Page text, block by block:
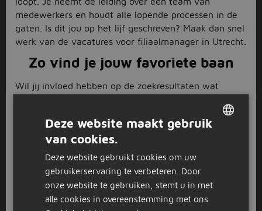
medewerkers en houdt alle lopende processen in de
gaten. Is dit jou op het lijf geschreven? Maak dan snel
werk van de vacatures voor filiaalmanager in Utrecht.
Zo vind je jouw favoriete baan
Wil jij invloed hebben op de zoekresultaten wat
inschakelen. Geef links bijvoorbeeld aan welk
opleidingsniveau jij in de pocket hebt en in welk
dienstverband je het liefste werkt. Is het verder
belangrijk voor jou dat je nieuwe baan niet ver van
huis is? Stel dan bovenaan de pagina het maximale
aantal kilometers tot je werk in door de zoekradius
aan te passen. Alles ingevuld dat relevant is voor jou?
Deze website maakt gebruik
van cookies.
Deze website gebruikt cookies om uw
gebruikerservaring te verbeteren. Door
onze website te gebruiken, stemt u in met
alle cookies in overeenstemming met ons